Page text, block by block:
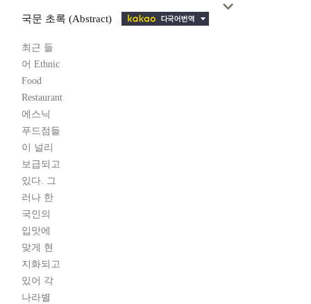
국문 초록 (Abstract)
최근 들
어 Ethnic
Food
Restaurant
에스닉
푸드점들
이 널리
보급되고
있다. 그
러나 한
국인의
입맛에
맞게 현
지화되고
있어 각
나라별